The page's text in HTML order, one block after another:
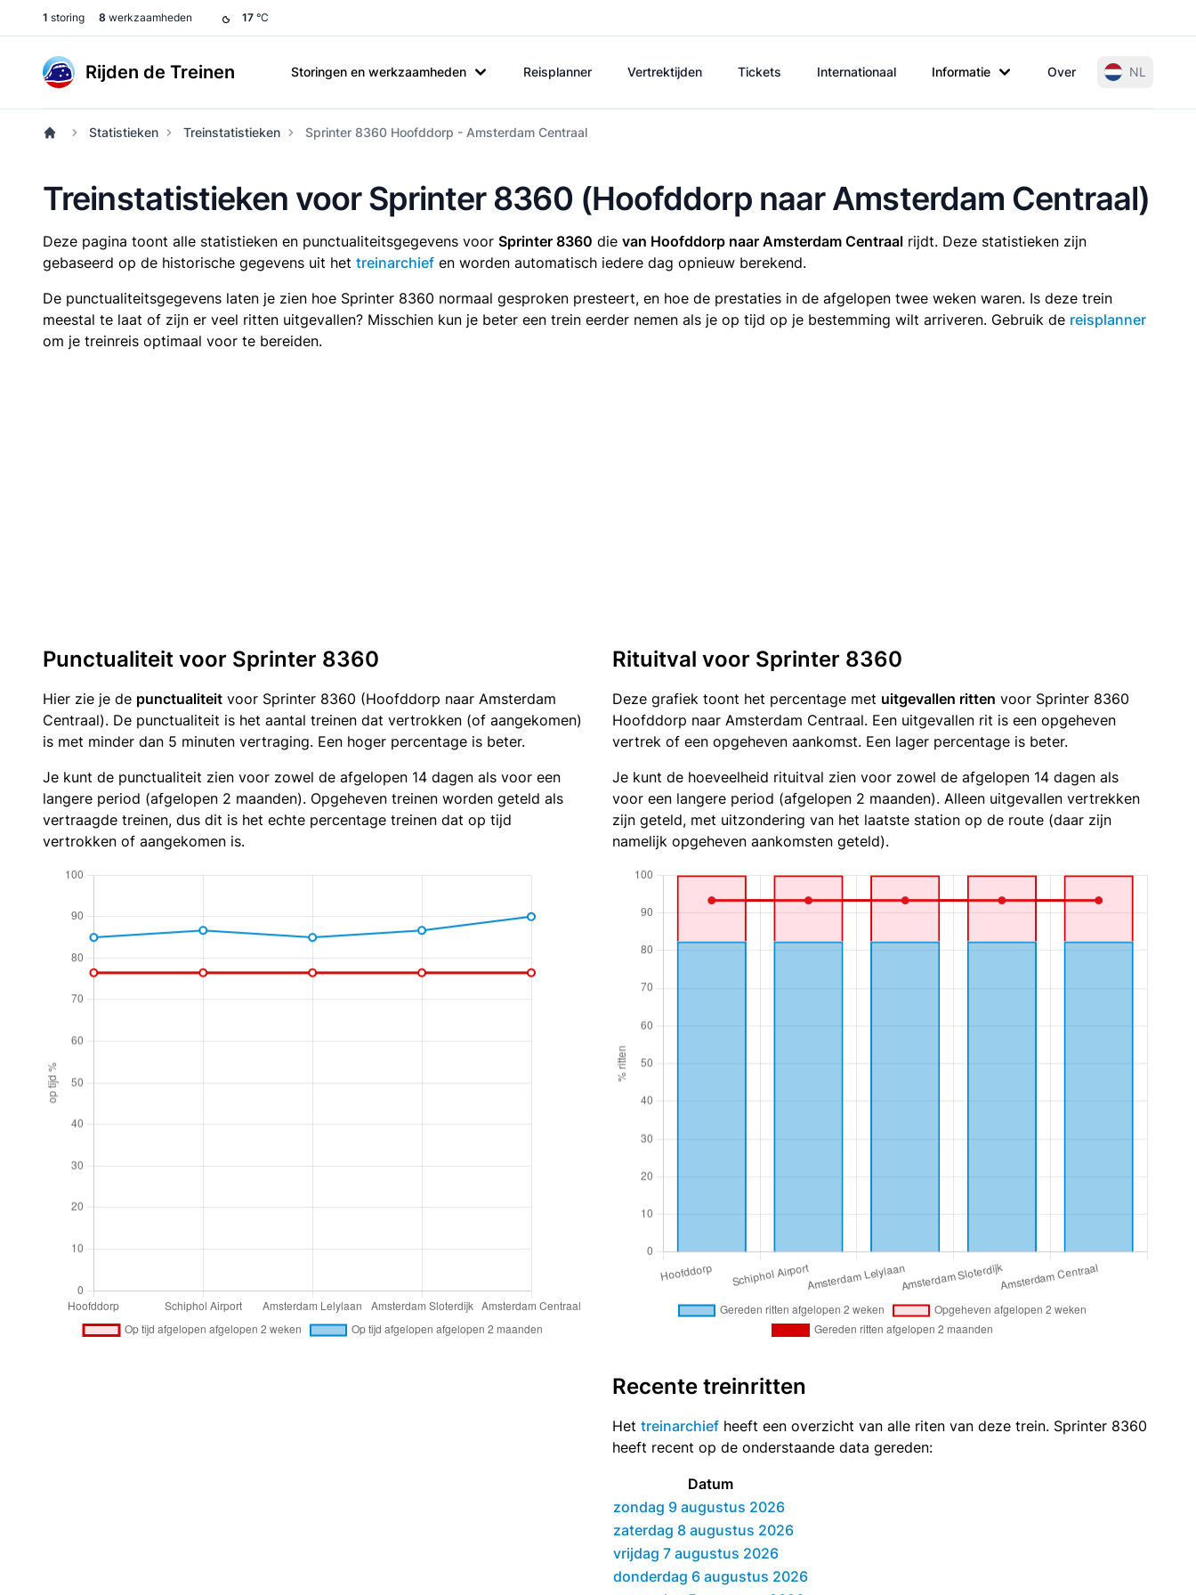
1 storing 8 werkzaamheden 17 °C
Rijden de Treinen Storingen en werkzaamheden Reisplanner Vertrektijden Tickets Internationaal Informatie Over NL
Statistieken Treinstatistieken Sprinter 8360 Hoofddorp - Amsterdam Centraal
Treinstatistieken voor Sprinter 8360 (Hoofddorp naar Amsterdam Centraal)
Deze pagina toont alle statistieken en punctualiteitsgegevens voor Sprinter 8360 die van Hoofddorp naar Amsterdam Centraal rijdt. Deze statistieken zijn
gebaseerd op de historische gegevens uit het treinarchief en worden automatisch iedere dag opnieuw berekend.
De punctualiteitsgegevens laten je zien hoe Sprinter 8360 normaal gesproken presteert, en hoe de prestaties in de afgelopen twee weken waren. Is deze trein
meestal te laat of zijn er veel ritten uitgevallen? Misschien kun je beter een trein eerder nemen als je op tijd op je bestemming wilt arriveren. Gebruik de reisplanner
om je treinreis optimaal voor te bereiden.
Punctualiteit voor Sprinter 8360
Hier zie je de punctualiteit voor Sprinter 8360 (Hoofddorp naar Amsterdam
Centraal). De punctualiteit is het aantal treinen dat vertrokken (of aangekomen)
is met minder dan 5 minuten vertraging. Een hoger percentage is beter.
Je kunt de punctualiteit zien voor zowel de afgelopen 14 dagen als voor een
langere period (afgelopen 2 maanden). Opgeheven treinen worden geteld als
vertraagde treinen, dus dit is het echte percentage treinen dat op tijd
vertrokken of aangekomen is.
Rituitval voor Sprinter 8360
Deze grafiek toont het percentage met uitgevallen ritten voor Sprinter 8360
Hoofddorp naar Amsterdam Centraal. Een uitgevallen rit is een opgeheven
vertrek of een opgeheven aankomst. Een lager percentage is beter.
Je kunt de hoeveelheid rituitval zien voor zowel de afgelopen 14 dagen als
voor een langere period (afgelopen 2 maanden). Alleen uitgevallen vertrekken
zijn geteld, met uitzondering van het laatste station op de route (daar zijn
namelijk opgeheven aankomsten geteld).
Recente treinritten
Het treinarchief heeft een overzicht van alle riten van deze trein. Sprinter 8360
heeft recent op de onderstaande data gereden:
Datum
zondag 9 augustus 2026
zaterdag 8 augustus 2026
vrijdag 7 augustus 2026
donderdag 6 augustus 2026